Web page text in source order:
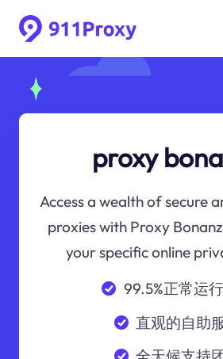
proxy
Access a wealth of secure
proxies with Proxy
your specific online
99.5%正常运
直观的自助